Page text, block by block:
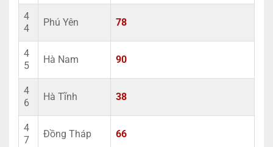
4
4
Phú Yên 78
4
5
Hà Nam 90
4
6
Hà Tĩnh 38
4
7
Đồng Tháp 66